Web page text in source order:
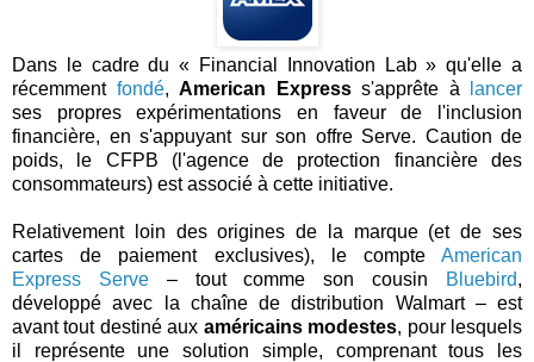
Dans le cadre du « Financial Innovation Lab » qu'elle a
récemment fondé, American Expresss'apprête à
lancer
ses propres expérimentations en faveur de l'inclusion
financière, en s'appuyant sur son offre Serve. Caution de
poids, le CFPB (l'agence de protection financière des
consommateurs) est associé à cette initiative.
Relativement loin des origines de la marque (et de ses
cartes de paiement exclusives), le compte American
Express Serve– tout comme son cousin Bluebird,
développé avec la chaîne de distribution Walmart – est
avant tout destiné aux américains modestes, pour lesquels
il représente une solution simple, comprenant tous les